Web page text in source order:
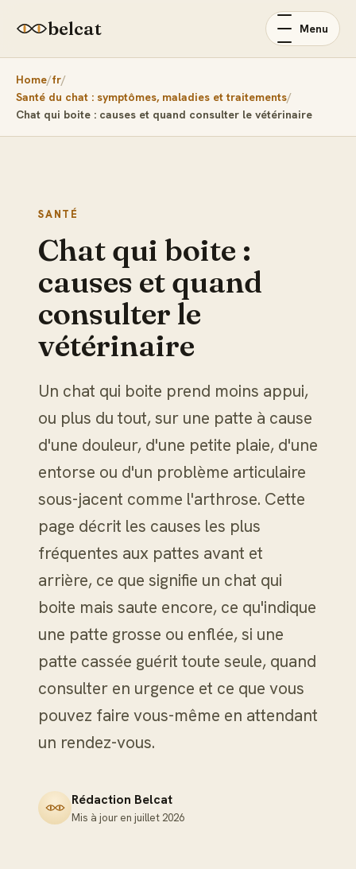
belcat Menu
Home fr
Santé du chat : symptômes, maladies et traitements
Chat qui boite : causes et quand consulter le vétérinaire
SANTÉ
Chat qui boite :
causes et quand
consulter le
vétérinaire
Un chat qui boite prend moins appui,
ou plus du tout, sur une patte à cause
d'une douleur, d'une petite plaie, d'une
entorse ou d'un problème articulaire
sous-jacent comme l'arthrose. Cette
page décrit les causes les plus
fréquentes aux pattes avant et
arrière, ce que signifie un chat qui
boite mais saute encore, ce qu'indique
une patte grosse ou enflée, si une
patte cassée guérit toute seule, quand
consulter en urgence et ce que vous
pouvez faire vous-même en attendant
un rendez-vous.
Rédaction Belcat
Mis à jour en juillet 2026